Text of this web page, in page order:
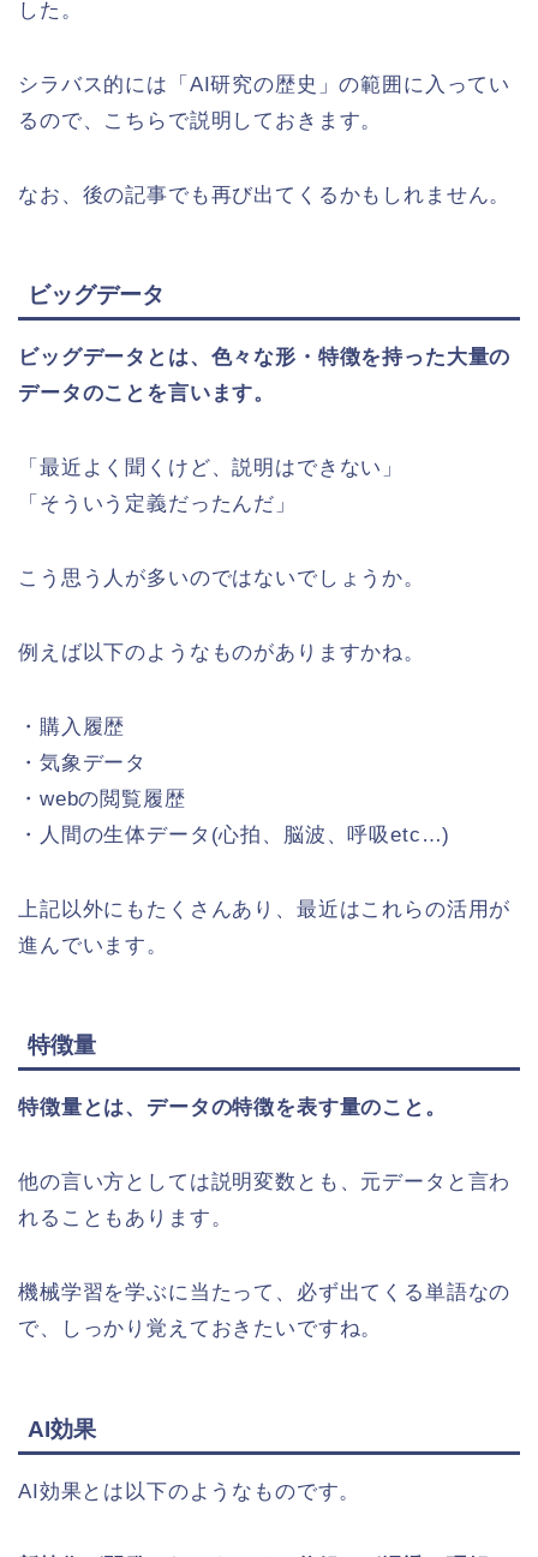
した。
シラバス的には「AI研究の歴史」の範囲に入ってい
るので、こちらで説明しておきます。
なお、後の記事でも再び出てくるかもしれません。
ビッグデータ
ビッグデータとは、色々な形・特徴を持った大量の
データのことを言います。
「最近よく聞くけど、説明はできない」
「そういう定義だったんだ」
こう思う人が多いのではないでしょうか。
例えば以下のようなものがありますかね。
・購入履歴
・気象データ
・webの閲覧履歴
・人間の生体データ(心拍、脳波、呼吸etc…)
上記以外にもたくさんあり、最近はこれらの活用が
進んでいます。
特徴量
特徴量とは、データの特徴を表す量のこと。
他の言い方としては説明変数とも、元データと言わ
れることもあります。
機械学習を学ぶに当たって、必ず出てくる単語なの
で、しっかり覚えておきたいですね。
AI効果
AI効果とは以下のようなものです。